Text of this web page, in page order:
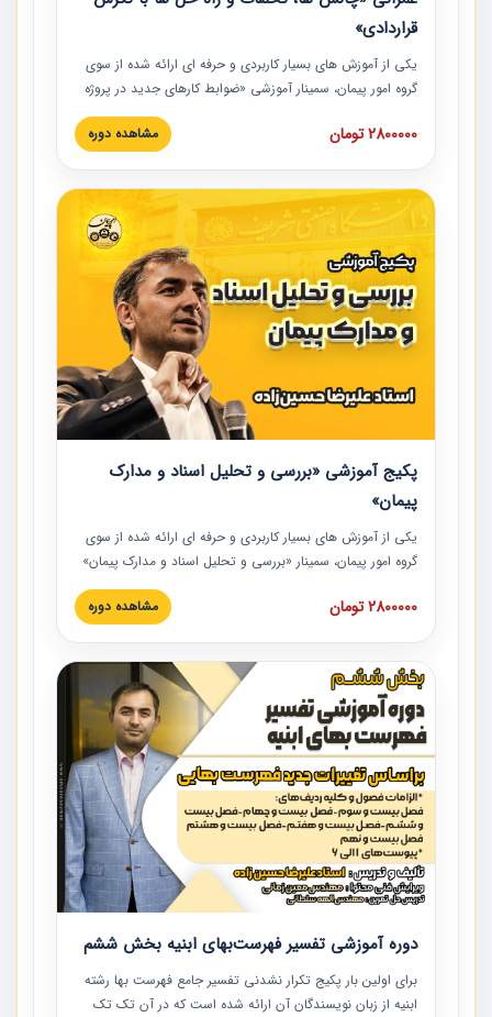
قراردادی»
یکی از آموزش‏‏‏‏‏‏ های بسیار کاربردی و حرفه‏ ای ارائه شده از سوی
گروه امور پیمان، سمینار آموزشی «ضوابط کارهای جدید در پروژه
های عمرانی» چالش ها، تخلفات و راه حل ها با نگرش قراردادی
است که در محل سندیکای شرکت های ساختمانی کشور ارائه شد.
مدارک پیمان به همراه تجربیات عملی ارائه شده است.
2800000 تومان مشاهده دوره
پکیج آموزشی «بررسی و تحلیل اسناد و مدارک
پیمان»
یکی از آموزش‏‏‏‏‏‏ های بسیار کاربردی و حرفه‏ ای ارائه شده از سوی
گروه امور پیمان، سمینار «بررسی و تحلیل اسناد و مدارک پیمان»
است که در دانشگاه صنعتی شریف ارائه شد. در این آموزش
نکات کلیدی مربوط به اسناد و مدارک پیمان، اولویت بندی اسناد
پیمان به همراه تجربیات عملی در این خصوص ارائه شده است.
2800000 تومان مشاهده دوره
دوره آموزشی تفسیر فهرست‌بهای ابنیه بخش ششم
برای اولین بار پکیج تکرار نشدنی تفسیر جامع فهرست بها رشته
ابنیه از زبان نویسندگان آن ارائه شده است که در آن تک تک